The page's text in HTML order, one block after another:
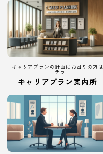
キャリアプランの計画にお困りの方は
コチラ
キャリアプラン案内所